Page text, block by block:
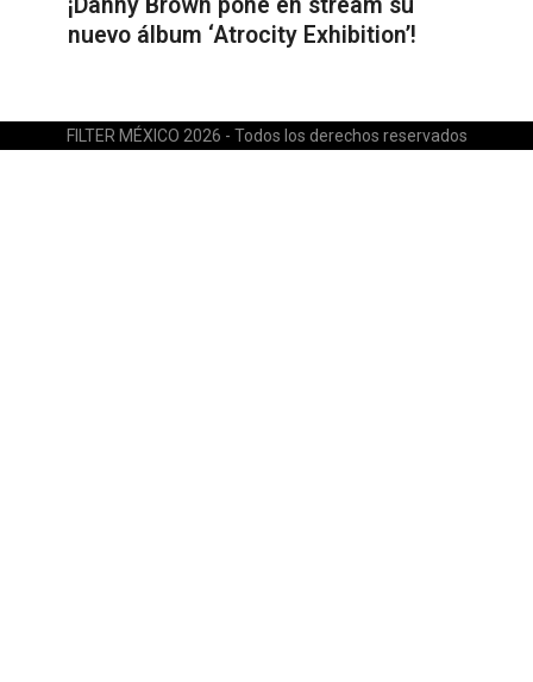
nuevo álbum ‘Atrocity Exhibition’!
FILTER MÉXICO 2026 - Todos los derechos reservados